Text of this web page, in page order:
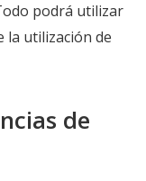
podrá utilizar
la utilización de
de